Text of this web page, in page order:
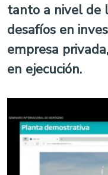
tanto a nivel de
desafíos en
empresa
en ejecución.